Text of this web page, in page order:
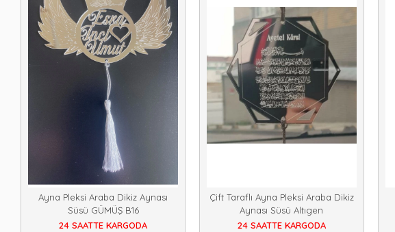
Ayna Pleksi Araba Dikiz Aynası
Süsü GÜMÜŞ B16
24 SAATTE KARGODA
Çift Taraflı Ayna Pleksi Araba Dikiz
Aynası Süsü Altıgen
24 SAATTE KARGODA